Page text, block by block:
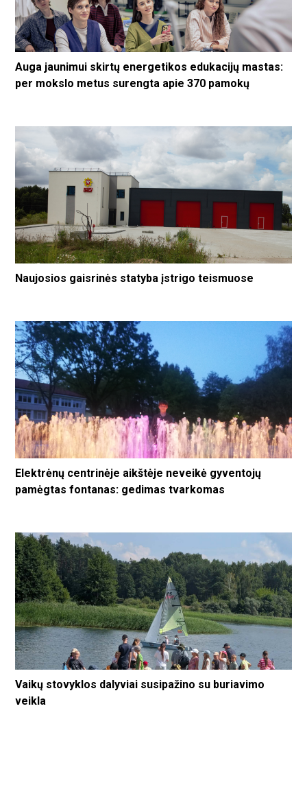
Auga jaunimui skirtų energetikos edukacijų mastas:
per mokslo metus surengta apie 370 pamokų
Naujosios gaisrinės statyba įstrigo teismuose
Elektrėnų centrinėje aikštėje neveikė gyventojų
pamėgtas fontanas: gedimas tvarkomas
Vaikų stovyklos dalyviai susipažino su buriavimo
veikla